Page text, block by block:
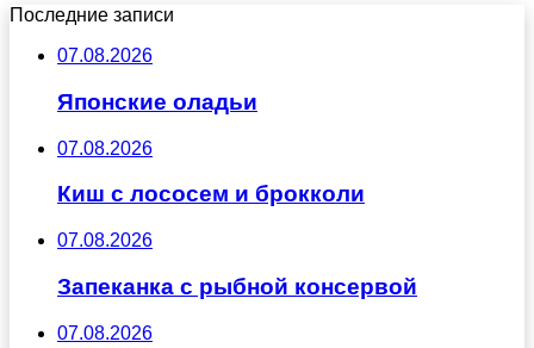
Последние записи
07.08.2026
Японские оладьи
07.08.2026
Киш с лососем и брокколи
07.08.2026
Запеканка с рыбной консервой
07.08.2026